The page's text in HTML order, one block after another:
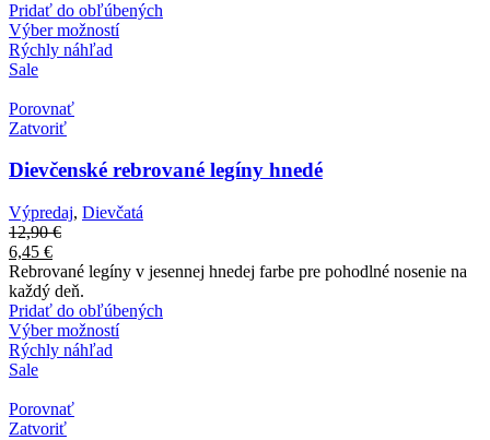
Pridať do obľúbených
Výber možností
Rýchly náhľad
Sale
Porovnať
Zatvoriť
Dievčenské rebrované legíny hnedé
Výpredaj, Dievčatá
12,90€
6,45 €
Rebrované legíny v jesennej hnedej farbe pre pohodlné nosenie na
každý deň.
Pridať do obľúbených
Výber možností
Rýchly náhľad
Sale
Porovnať
Zatvoriť